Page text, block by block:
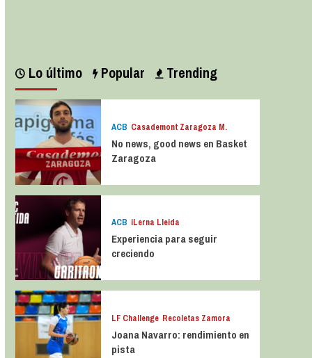
Lo último Popular Trending
ACB Casademont Zaragoza M.
No news, good news en Basket
Zaragoza
ACB iLerna Lleida
Experiencia para seguir
creciendo
LF Challenge Recoletas Zamora
Joana Navarro: rendimiento en
pista